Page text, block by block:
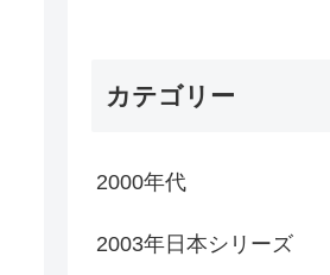
カテゴリー
2000年代
2003年日本シリーズ